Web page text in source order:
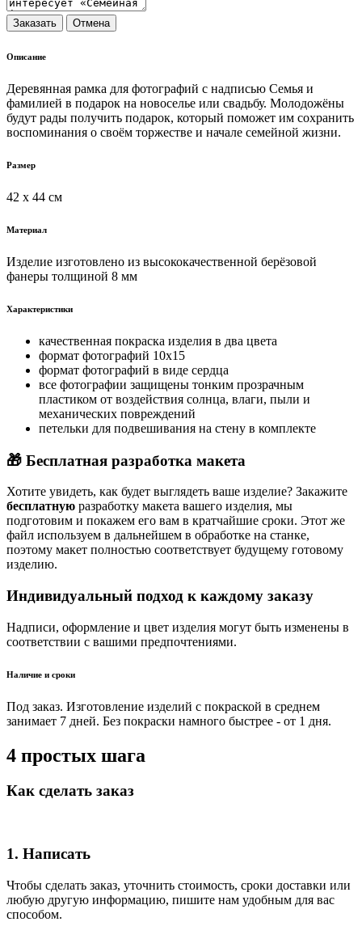
Описание
Деревянная рамка для фотографий с надписью Семья и
фамилией в подарок на новоселье или свадьбу. Молодожёны
будут рады получить подарок, который поможет им сохранить
воспоминания о своём торжестве и начале семейной жизни.
Размер
42 х 44 см
Материал
Изделие изготовлено из высококачественной берёзовой
фанеры толщиной 8 мм
Характеристики
качественная покраска изделия в два цвета
формат фотографий 10х15
формат фотографий в виде сердца
все фотографии защищены тонким прозрачным
пластиком от воздействия солнца, влаги, пыли и
механических повреждений
петельки для подвешивания на стену в комплекте
🎁 Бесплатная разработка макета
Хотите увидеть, как будет выглядеть ваше изделие? Закажите
бесплатную разработку макета вашего изделия, мы
подготовим и покажем его вам в кратчайшие сроки. Этот же
файл используем в дальнейшем в обработке на станке,
поэтому макет полностью соответствует будущему готовому
изделию.
Индивидуальный подход к каждому заказу
Надписи, оформление и цвет изделия могут быть изменены в
соответствии с вашими предпочтениями.
Наличие и сроки
Под заказ. Изготовление изделий с покраской в среднем
занимает 7 дней. Без покраски намного быстрее - от 1 дня.
4 простых шага
Как сделать заказ
1. Написать
Чтобы сделать заказ, уточнить стоимость, сроки доставки или
любую другую информацию, пишите нам удобным для вас
способом.